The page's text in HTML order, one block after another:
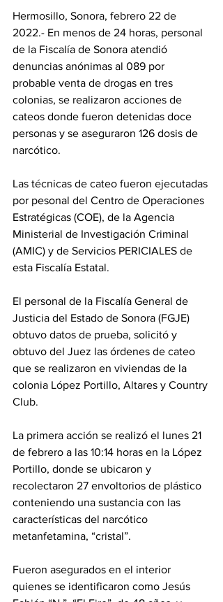
Hermosillo, Sonora, febrero 22 de
2022.- En menos de 24 horas, personal
de la Fiscalía de Sonora atendió
denuncias anónimas al 089 por
probable venta de drogas en tres
colonias, se realizaron acciones de
cateos donde fueron detenidas doce
personas y se aseguraron 126 dosis de
narcótico.
Las técnicas de cateo fueron ejecutadas
por pesonal del Centro de Operaciones
Estratégicas (COE), de la Agencia
Ministerial de Investigación Criminal
(AMIC) y de Servicios PERICIALES de
esta Fiscalía Estatal.
El personal de la Fiscalía General de
Justicia del Estado de Sonora (FGJE)
obtuvo datos de prueba, solicitó y
obtuvo del Juez las órdenes de cateo
que se realizaron en viviendas de la
colonia López Portillo, Altares y Country
Club.
La primera acción se realizó el lunes 21
de febrero a las 10:14 horas en la López
Portillo, donde se ubicaron y
recolectaron 27 envoltorios de plástico
conteniendo una sustancia con las
características del narcótico
metanfetamina, “cristal”.
Fueron asegurados en el interior
quienes se identificaron como Jesús